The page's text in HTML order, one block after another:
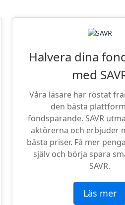
Halvera dina
med
Våra läsare har röstat
den bästa
fondsparande. SAVR
aktörerna och erbjuder
bästa priser. Få mer
själv och börja spara
SAVR.
Läs mer